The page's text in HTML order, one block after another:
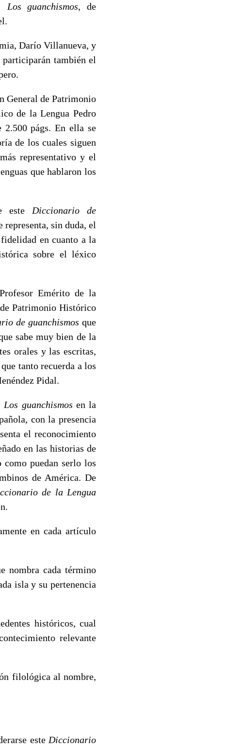
guanchismos, de
Darío Villanueva, y
también el
General de Patrimonio
de la Lengua Pedro
págs. En ella se
de los cuales siguen
representativo y el
que hablaron los
este Diccionario de
sin duda, el
en cuanto a la
sobre el léxico
Emérito de la
Patrimonio Histórico
de guanchismosque
sabe muy bien de la
orales y las escritas,
tanto recuerda a los
Pidal.
guanchismos en la
con la presencia
el reconocimiento
en las historias de
como puedan serlo los
de América. De
de la Lengua
en cada artículo
nombra cada término
isla y su pertenencia
históricos, cual
relevante
filológica al nombre,
este Diccionario